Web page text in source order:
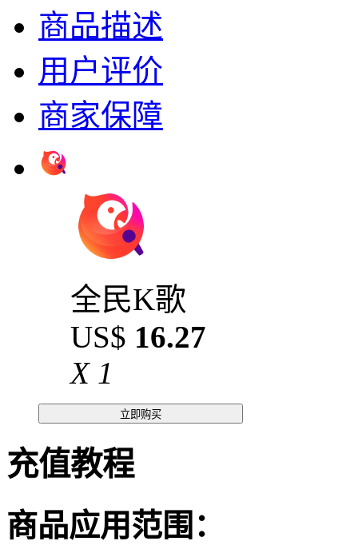
商品描述
用户评价
商家保障
全民K歌
US$ 16.27
X 1
立即购买
充值教程
商品应用范围：